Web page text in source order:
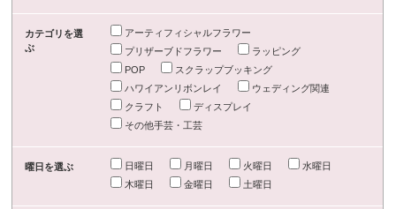
カテゴリを選
ぶ
アーティフィシャルフラワー
プリザーブドフラワー
ラッピング
POP
スクラップブッキング
ハワイアンリボンレイ
ウェディング関連
クラフト
ディスプレイ
その他手芸・工芸
曜日を選ぶ 日曜日 月曜日 火曜日
水曜日
木曜日
金曜日 土曜日